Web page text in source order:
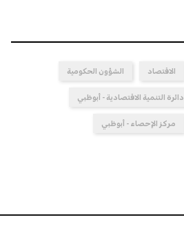
الاقتصاد الشؤون الحكومية
دائرة التنمية الاقتصادية - أبوظبي
مركز الإحصاء - أبوظبي